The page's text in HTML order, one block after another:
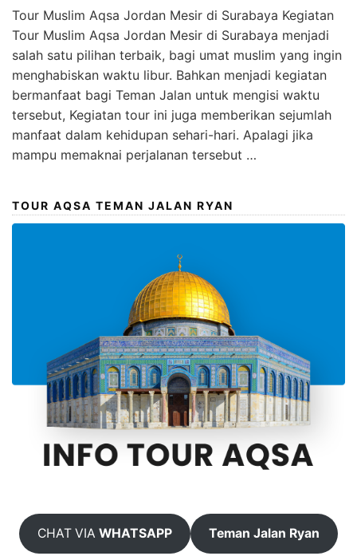
Tour Muslim Aqsa Jordan Mesir di Surabaya Kegiatan
Tour Muslim Aqsa Jordan Mesir di Surabaya menjadi
salah satu pilihan terbaik, bagi umat muslim yang ingin
menghabiskan waktu libur. Bahkan menjadi kegiatan
bermanfaat bagi Teman Jalan untuk mengisi waktu
tersebut, Kegiatan tour ini juga memberikan sejumlah
manfaat dalam kehidupan sehari-hari. Apalagi jika
mampu memaknai perjalanan tersebut …
TOUR AQSA TEMAN JALAN RYAN
CHAT VIAWHATSAPP Teman Jalan Ryan